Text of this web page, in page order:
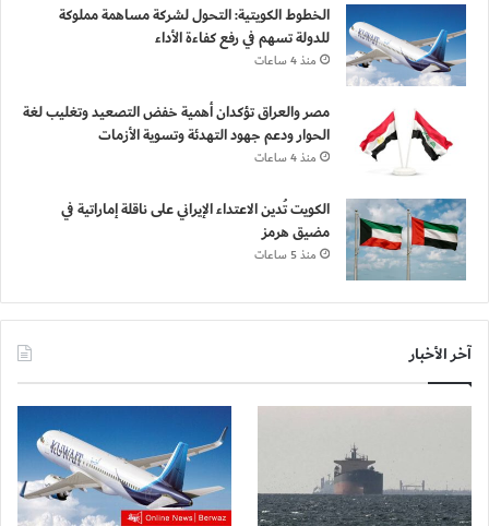
الخطوط الكويتية: التحول لشركة مساهمة مملوكة
للدولة تسهم في رفع كفاءة الأداء
منذ 4 ساعات
مصر والعراق تؤكدان أهمية خفض التصعيد وتغليب لغة
الحوار ودعم جهود التهدئة وتسوية الأزمات
منذ 4 ساعات
الكويت تُدين الاعتداء الإيراني على ناقلة إماراتية في
مضيق هرمز
منذ 5 ساعات
آخر الأخبار